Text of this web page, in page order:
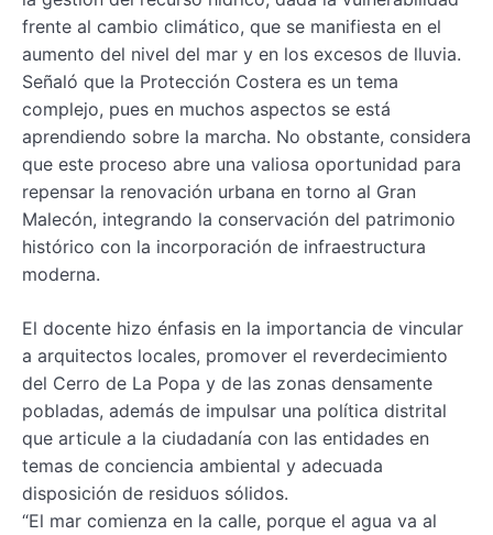
frente al cambio climático, que se manifiesta en el
aumento del nivel del mar y en los excesos de lluvia.
Señaló que la Protección Costera es un tema
complejo, pues en muchos aspectos se está
aprendiendo sobre la marcha. No obstante, considera
que este proceso abre una valiosa oportunidad para
repensar la renovación urbana en torno al Gran
Malecón, integrando la conservación del patrimonio
histórico con la incorporación de infraestructura
moderna.
El docente hizo énfasis en la importancia de vincular
a arquitectos locales, promover el reverdecimiento
del Cerro de La Popa y de las zonas densamente
pobladas, además de impulsar una política distrital
que articule a la ciudadanía con las entidades en
temas de conciencia ambiental y adecuada
disposición de residuos sólidos.
“El mar comienza en la calle, porque el agua va al